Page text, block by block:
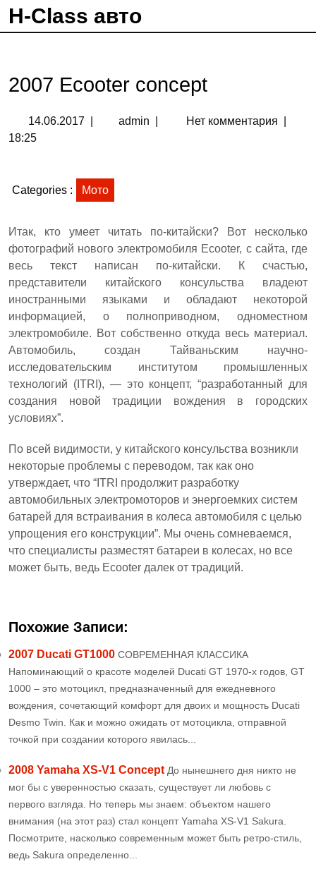
H-Class авто
2007 Ecooter concept
14.06.2017 admin Нет комментария
18:25
Categories : Мото
Итак, кто умеет читать по-китайски? Вот несколько
фотографий нового электромобиля Ecooter, с сайта, где
весь текст написан по-китайски. К счастью,
представители китайского консульства владеют
иностранными языками и обладают некоторой
информацией, о полноприводном, одноместном
электромобиле. Вот собственно откуда весь материал.
Автомобиль, создан Тайваньским научно-
исследовательским институтом промышленных
технологий (ITRI), — это концепт, “разработанный для
создания новой традиции вождения в городских
условиях”.
По всей видимости, у китайского консульства возникли
некоторые проблемы с переводом, так как оно
утверждает, что “ITRI продолжит разработку
автомобильных электромоторов и энергоемких систем
батарей для встраивания в колеса автомобиля с целью
упрощения его конструкции”. Мы очень сомневаемся,
что специалисты разместят батареи в колесах, но все
может быть, ведь Ecooter далек от традиций.
Похожие Записи:
2007 Ducati GT1000 СОВРЕМЕННАЯ КЛАССИКА
Напоминающий о красоте моделей Ducati GT 1970-х годов, GT
1000 – это мотоцикл, предназначенный для ежедневного
вождения, сочетающий комфорт для двоих и мощность Ducati
Desmo Twin. Как и можно ожидать от мотоцикла, отправной
точкой при создании которого явилась...
2008 Yamaha XS-V1 Concept До нынешнего дня никто не
мог бы с уверенностью сказать, существует ли любовь с
первого взгляда. Но теперь мы знаем: объектом нашего
внимания (на этот раз) стал концепт Yamaha XS-V1 Sakura.
Посмотрите, насколько современным может быть ретро-стиль,
ведь Sakura определенно...